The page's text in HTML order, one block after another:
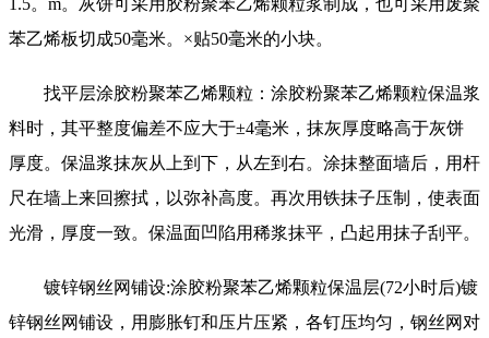
1.5。m。灰饼可采用胶粉聚苯乙烯颗粒浆制成，也可采用废聚
苯乙烯板切成50毫米。×贴50毫米的小块。
找平层涂胶粉聚苯乙烯颗粒：涂胶粉聚苯乙烯颗粒保温浆
料时，其平整度偏差不应大于±4毫米，抹灰厚度略高于灰饼
厚度。保温浆抹灰从上到下，从左到右。涂抹整面墙后，用杆
尺在墙上来回擦拭，以弥补高度。再次用铁抹子压制，使表面
光滑，厚度一致。保温面凹陷用稀浆抹平，凸起用抹子刮平。
镀锌钢丝网铺设:涂胶粉聚苯乙烯颗粒保温层(72小时后)镀
锌钢丝网铺设，用膨胀钉和压片压紧，各钉压均匀，钢丝网对